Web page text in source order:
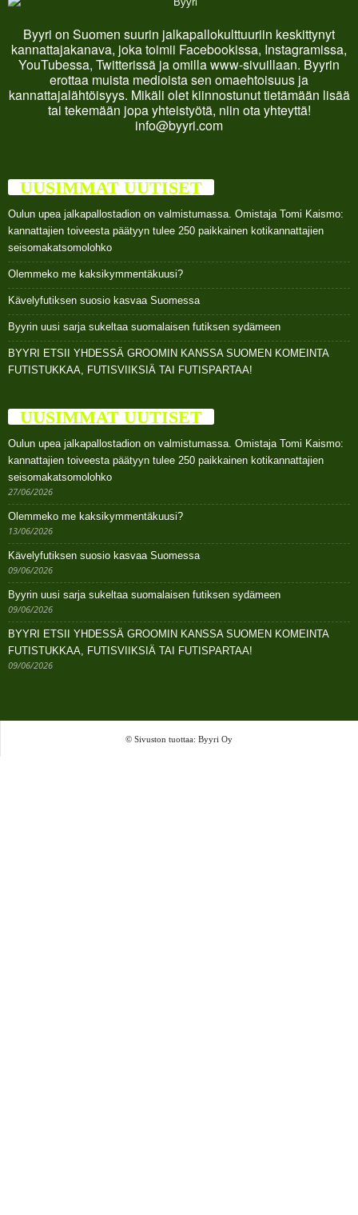
Byyri on Suomen suurin jalkapallokulttuuriin keskittynyt
kannattajakanava, joka toimii Facebookissa, Instagramissa,
YouTubessa, Twitterissä ja omilla www-sivuillaan. Byyrin
erottaa muista medioista sen omaehtoisuus ja
kannattajalähtöisyys. Mikäli olet kiinnostunut tietämään lisää
tai tekemään jopa yhteistyötä, niin ota yhteyttä!
info@byyri.com
UUSIMMAT UUTISET
Oulun upea jalkapallostadion on valmistumassa. Omistaja Tomi Kaismo:
kannattajien toiveesta päätyyn tulee 250 paikkainen kotikannattajien
seisomakatsomolohko
Olemmeko me kaksikymmentäkuusi?
Kävelyfutiksen suosio kasvaa Suomessa
Byyrin uusi sarja sukeltaa suomalaisen futiksen sydämeen
BYYRI ETSII YHDESSÄ GROOMIN KANSSA SUOMEN KOMEINTA
FUTISTUKKAA, FUTISVIIKSIÄ TAI FUTISPARTAA!
UUSIMMAT UUTISET
Oulun upea jalkapallostadion on valmistumassa. Omistaja Tomi Kaismo:
kannattajien toiveesta päätyyn tulee 250 paikkainen kotikannattajien
seisomakatsomolohko
27/06/2026
Olemmeko me kaksikymmentäkuusi?
13/06/2026
Kävelyfutiksen suosio kasvaa Suomessa
09/06/2026
Byyrin uusi sarja sukeltaa suomalaisen futiksen sydämeen
09/06/2026
BYYRI ETSII YHDESSÄ GROOMIN KANSSA SUOMEN KOMEINTA
FUTISTUKKAA, FUTISVIIKSIÄ TAI FUTISPARTAA!
09/06/2026
© Sivuston tuottaa: Byyri Oy